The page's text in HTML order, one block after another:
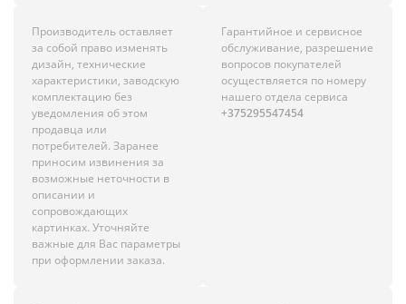
Производитель оставляет
за собой право изменять
дизайн, технические
характеристики, заводскую
комплектацию без
уведомления об этом
продавца или
потребителей. Заранее
приносим извинения за
возможные неточности в
описании и
сопровождающих
картинках. Уточняйте
важные для Вас параметры
при оформлении заказа.
Гарантийное и сервисное
обслуживание, разрешение
вопросов покупателей
осуществляется по номеру
нашего отдела сервиса
+375295547454